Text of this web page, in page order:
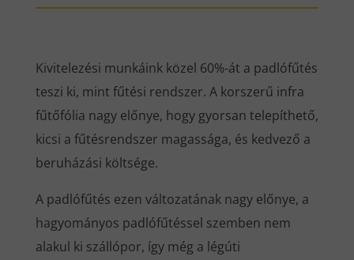
Kivitelezési munkáink közel 60%-át a padlófűtés
teszi ki, mint fűtési rendszer. A korszerű infra
fűtőfólia nagy előnye, hogy gyorsan telepíthető,
kicsi a fűtésrendszer magassága, és kedvező a
beruházási költsége.
A padlófűtés ezen változatának nagy előnye, a
hagyományos padlófűtéssel szemben nem
alakul ki szállópor, így még a légúti